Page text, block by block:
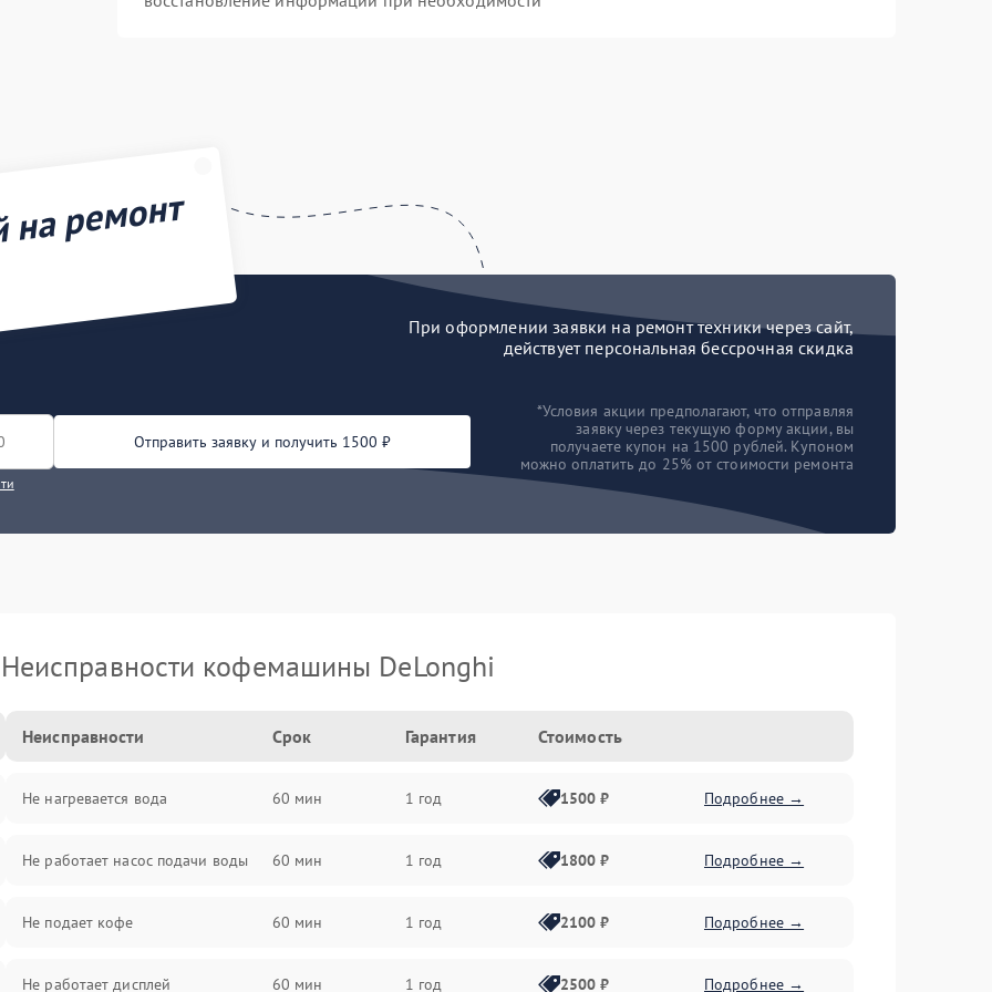
ремонт
При оформлении заявки на ремонт техники через сайт,
действует персональная бессрочная скидка
Отправить заявку и получить 1500 ₽
*Условия акции предполагают, что отправляя
заявку через текущую форму акции, вы
получаете купон на 1500 рублей. Купоном
можно оплатить до 25% от стоимости ремонта
Неисправности кофемашины DeLonghi
Неисправности Срок Гарантия Стоимость
Не нагревается вода 60 мин 1 год 1500 ₽ Подробнее →
Не работает насос подачи воды 60 мин 1 год 1800 ₽ Подробнее →
Не подает кофе 60 мин 1 год 2100 ₽ Подробнее →
Не работает дисплей 60 мин 1 год 2500 ₽ Подробнее →